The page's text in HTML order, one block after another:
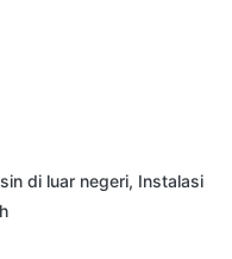
di luar negeri, Instalasi